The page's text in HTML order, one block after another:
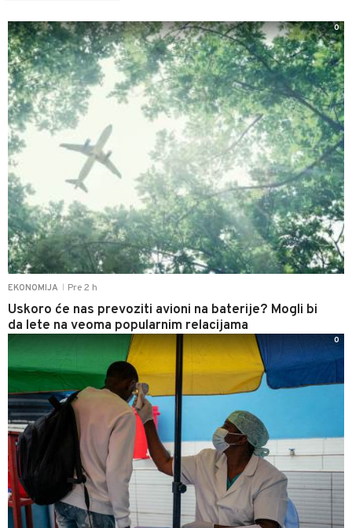
EKONOMIJA Pre 2 h
Uskoro će nas prevoziti avioni na baterije? Mogli bi
da lete na veoma popularnim relacijama
0
0